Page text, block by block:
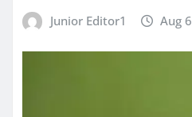
Junior Editor1 Aug